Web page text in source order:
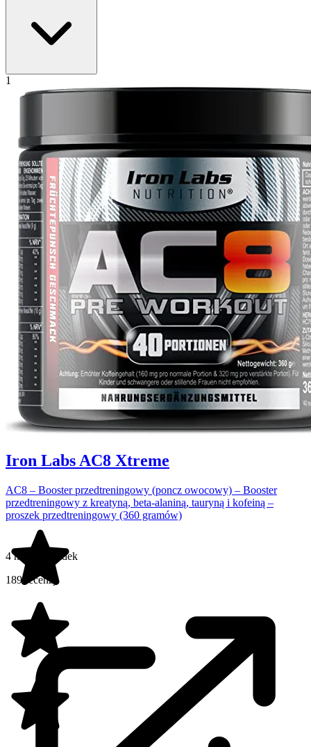
1
Iron Labs AC8 Xtreme
AC8 – Booster przedtreningowy (poncz owocowy) – Booster
przedtreningowy z kreatyną, beta-alaniną, tauryną i kofeiną –
proszek przedtreningowy (360 gramów)
4 na 5 gwiazdek
189 recenzji